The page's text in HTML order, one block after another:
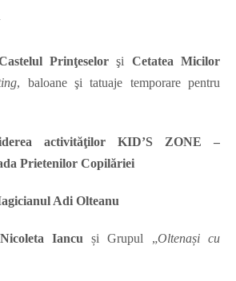
Prinţeselor şi Cetatea Micilor
, baloane şi tatuaje temporare pentru
activităţilor KID’S ZONE –
Prietenilor Copilăriei
Adi Olteanu
Nicoleta Iancu și Grupul „Oltenași cu